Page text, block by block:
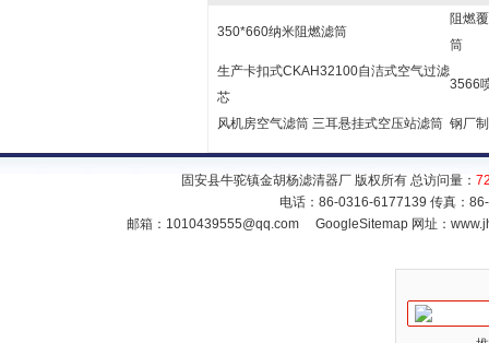
350*660纳米阻燃滤筒
阻燃
筒
生产卡扣式CKAH32100自洁式空气过滤
芯
3566
风机房空气滤筒 三耳悬挂式空压站滤筒 钢厂
固安县牛驼镇金胡杨滤清器厂 版权所有 总访问量：
电话：86-0316-6177139 传真：
邮箱： 1010439555@qq.com GoogleSitemap网址：